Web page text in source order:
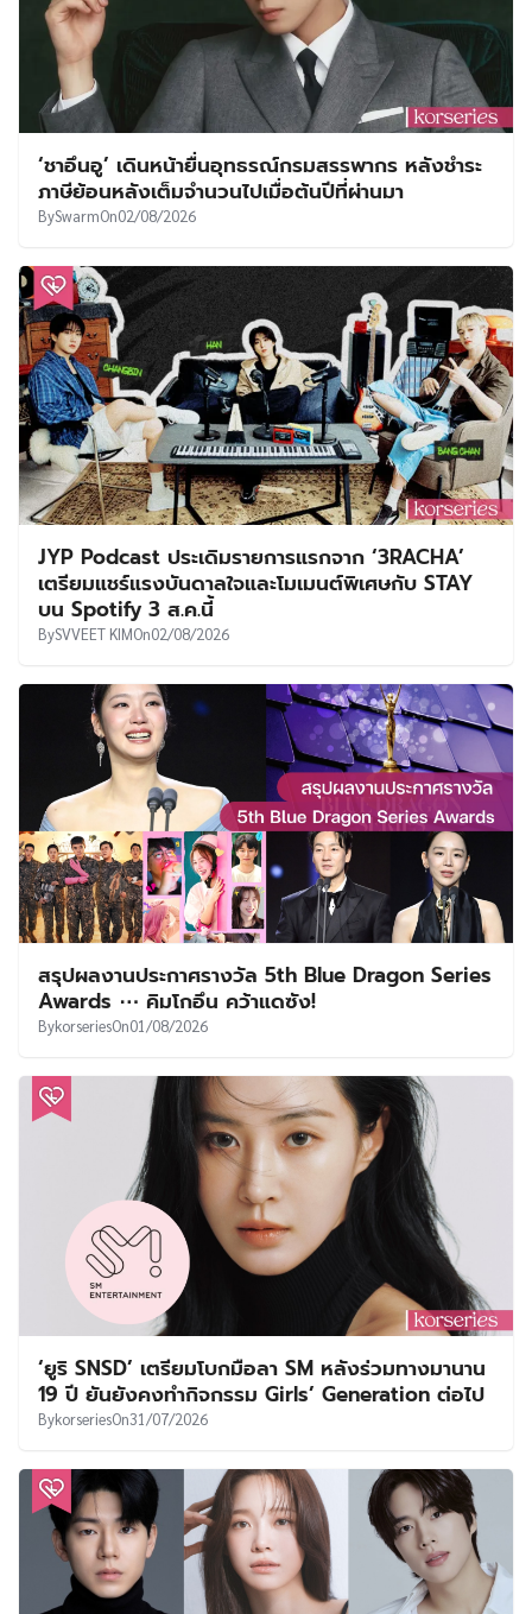
‘ชาอึนอู’ เดินหน้ายื่นอุทธรณ์กรมสรรพากร หลังชำระ
ภาษีย้อนหลังเต็มจำนวนไปเมื่อต้นปีที่ผ่านมา
BySwarmOn02/08/2026
JYP Podcast ประเดิมรายการแรกจาก ‘3RACHA’
เตรียมแชร์แรงบันดาลใจและโมเมนต์พิเศษกับ STAY
บน Spotify 3 ส.ค.นี้
BySVVEET KIMOn02/08/2026
สรุปผลงานประกาศรางวัล 5th Blue Dragon Series
Awards ⋯ คิมโกอึน คว้าแดซัง!
BykorseriesOn01/08/2026
‘ยูริ SNSD’ เตรียมโบกมือลา SM หลังร่วมทางมานาน
19 ปี ยันยังคงทำกิจกรรม Girls’ Generation ต่อไป
BykorseriesOn31/07/2026